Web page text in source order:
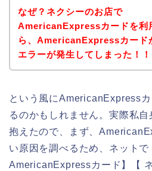
なぜ？ネクシーのお店で
AmericanExpressカードを利
ら、AmericanExpressカード
エラーが発生してしまった！！
という風にAmericanExpress
るのかもしれません。実際私
抱えたので、まず、
い原因を調べるため、ネットで
AmericanExpressカード】【